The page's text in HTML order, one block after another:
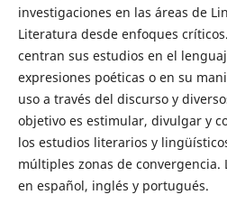
investigaciones en las áreas de
Literatura desde enfoques
centran sus estudios en el
expresiones poéticas o en su
uso a través del discurso y
objetivo es estimular, divulgar y
los estudios literarios y
múltiples zonas de convergencia.
en español, inglés y portugués.